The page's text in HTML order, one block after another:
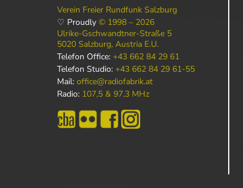
Verein Freier Rundfunk Salzburg
♡ Proudly © 1998 – 2026
Ulrike-Gschwandtner-Straße 5
5020 Salzburg, Austria E.U.
Telefon Office: +43 662 84 29 61
Telefon Studio: +43 662 84 29 61-55
Mail: office@radiofabrik.at
Radio: 107,5 & 97,3 MHz